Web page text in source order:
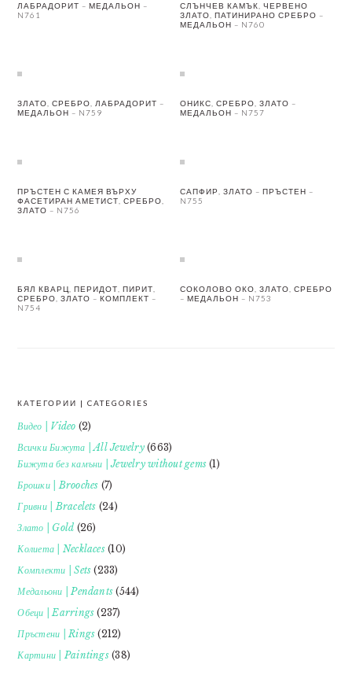
ЛАБРАДОРИТ – МЕДАЛЬОН –
N761
СЛЪНЧЕВ КАМЪК, ЧЕРВЕНО
ЗЛАТО, ПАТИНИРАНО СРЕБРО –
МЕДАЛЬОН – N760
ЗЛАТО, СРЕБРО, ЛАБРАДОРИТ –
МЕДАЛЬОН – N759
ОНИКС, СРЕБРО, ЗЛАТО –
МЕДАЛЬОН – N757
ПРЪСТЕН С КАМЕЯ ВЪРХУ
ФАСЕТИРАН АМЕТИСТ, СРЕБРО,
ЗЛАТО – N756
САПФИР, ЗЛАТО – ПРЪСТЕН –
N755
БЯЛ КВАРЦ, ПЕРИДОТ, ПИРИТ,
СРЕБРО, ЗЛАТО – КОМПЛЕКТ –
N754
СОКОЛОВО ОКО, ЗЛАТО, СРЕБРО
– МЕДАЛЬОН – N753
FOOTER
КАТЕГОРИИ | CATEGORIES
Видео | Video (2)
Всички Бижута | All Jewelry(663)
Бижута без камъни | Jewelry without gems (1)
Брошки | Brooches (7)
Гривни | Bracelets (24)
Злато | Gold (26)
Колиета | Necklaces(10)
Комплекти | Sets (233)
Медальони | Pendants (544)
Обеци | Earrings (237)
Пръстени | Rings (212)
Картини | Paintings(38)